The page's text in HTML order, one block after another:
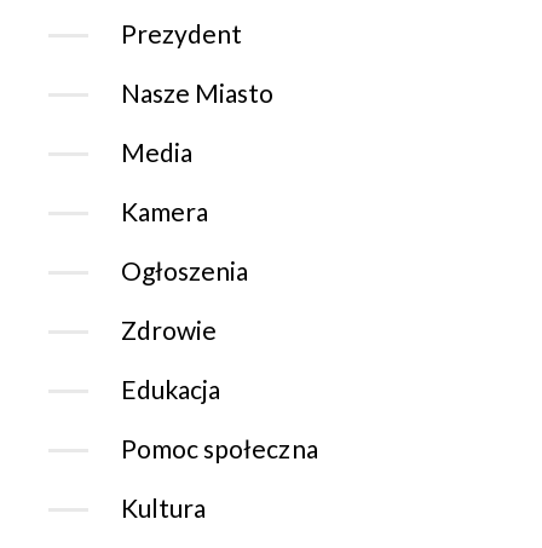
Prezydent
Nasze Miasto
Media
Kamera
Ogłoszenia
Zdrowie
Edukacja
Pomoc społeczna
Kultura